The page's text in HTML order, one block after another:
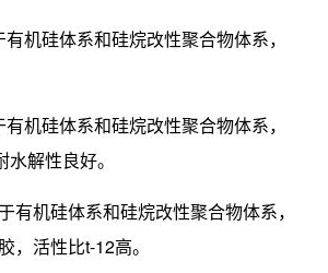
机硅体系和硅烷改性聚合物体系，
机硅体系和硅烷改性聚合物体系，
解性良好。
有机硅体系和硅烷改性聚合物体系，
，活性比t-12高。